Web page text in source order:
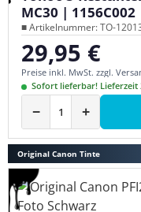
MC30 | 1156C002
■ Artikelnummer: TO-
Regulärer Preis:
29,95 €
Preise inkl. MwSt. zzgl.
Sofort lieferbar! Lieferzeit
− +
Original Canon Tinte